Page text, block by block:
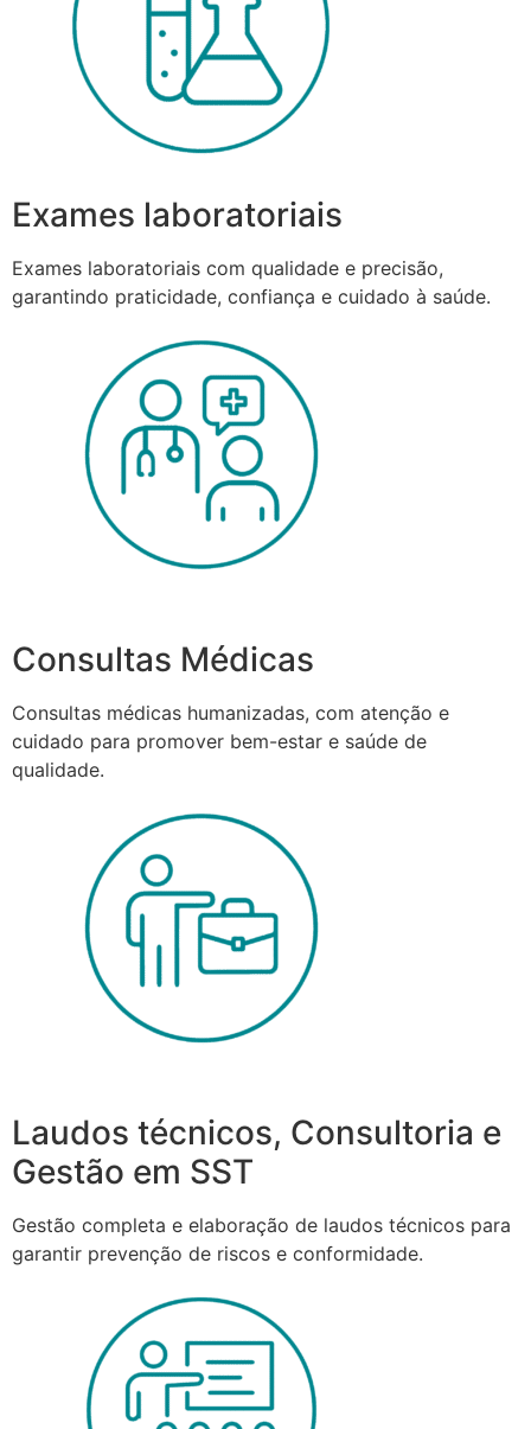
Exames laboratoriais
Exames laboratoriais com qualidade e precisão,
garantindo praticidade, confiança e cuidado à saúde.
Consultas Médicas
Consultas médicas humanizadas, com atenção e
cuidado para promover bem-estar e saúde de
qualidade.
Laudos técnicos, Consultoria e
Gestão em SST
Gestão completa e elaboração de laudos técnicos para
garantir prevenção de riscos e conformidade.